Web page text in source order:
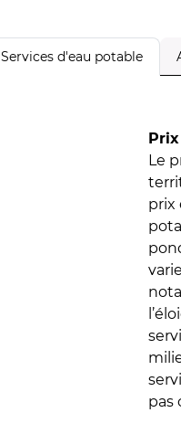
Services d'eau potable
Prix
Le
prix
pas